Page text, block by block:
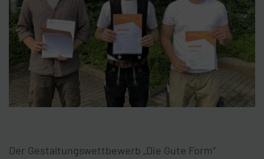
Der Gestaltungswettbewerb „Die Gute Form“